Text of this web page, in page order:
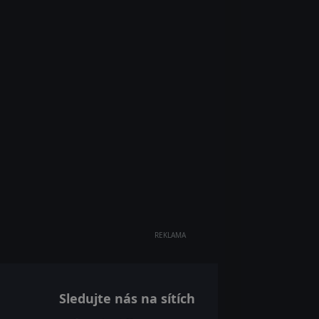
REKLAMA
Sledujte nás na sítích